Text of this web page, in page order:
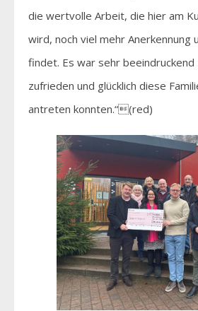
die wertvolle Arbeit, die hier am
wird, noch viel mehr Anerkennung
findet. Es war sehr beeindruckend
zufrieden und glücklich diese
antreten konnten.“(red)